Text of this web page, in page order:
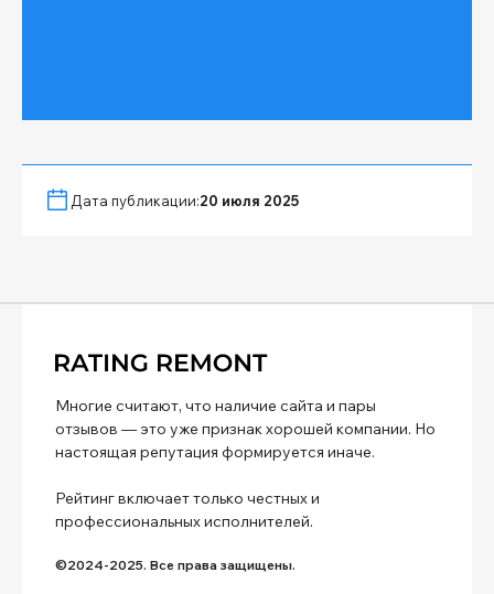
Дата публикации:20 июля 2025
Многие считают, что наличие сайта и пары
отзывов — это уже признак хорошей компании. Но
настоящая репутация формируется иначе.
Рейтинг включает только честных и
профессиональных исполнителей.
©2024-2025. Все права защищены.